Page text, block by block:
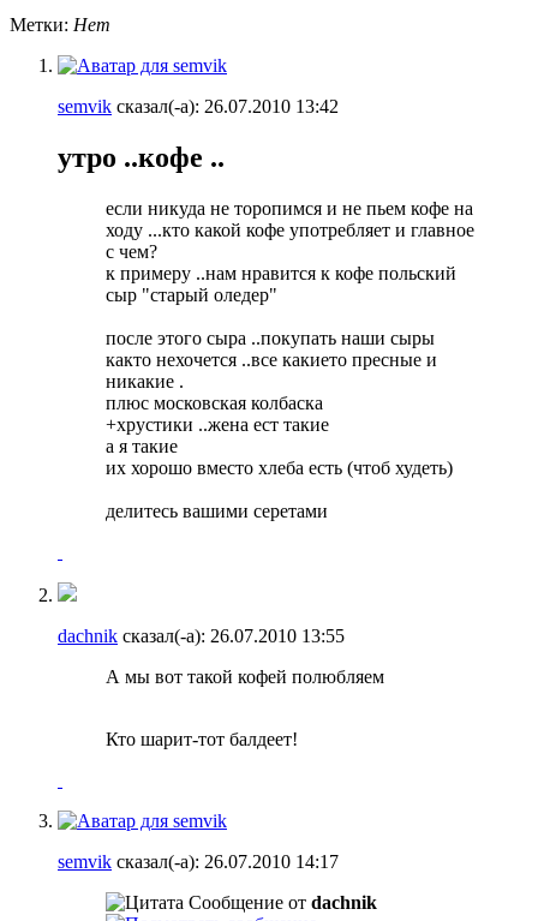
Метки: Нет
semvik сказал(-а): 26.07.2010 13:42
утро ..кофе ..
если никуда не торопимся и не пьем кофе на
ходу ...кто какой кофе употребляет и главное
с чем?
к примеру ..нам нравится к кофе польский
сыр "старый оледер"
после этого сыра ..покупать наши сыры
както нехочется ..все какието пресные и
никакие .
плюс московская колбаска
+хрустики ..жена ест такие
а я такие
их хорошо вместо хлеба есть (чтоб худеть)
делитесь вашими серетами
dachnik сказал(-а): 26.07.2010 13:55
А мы вот такой кофей полюбляем
Кто шарит-тот балдеет!
semvik сказал(-а): 26.07.2010 14:17
Сообщение от dachnik